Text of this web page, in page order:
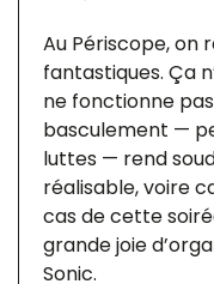
Au Périscope, on
fantastiques. Ça
ne fonctionne
basculement —
luttes — rend
réalisable, voire
cas de cette
grande joie
Sonic.